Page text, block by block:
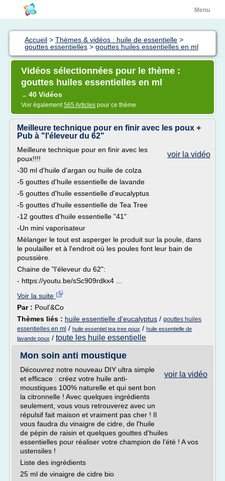
Menu
Accueil > Thèmes & vidéos : huile de essentielle >
gouttes essentielles > gouttes huiles essentielles en ml
Vidéos sélectionnées pour le thème :
gouttes huiles essentielles en ml
→ 40 Vidéos
Voir également565 Articles pour ce thème
Meilleure technique pour en finir avec les poux +
Pub à "l'éleveur du 62"
voir la vidéo
Meilleure technique pour en finir avec les
poux!!!!
-30 ml d'huile d'argan ou huile de colza
-5 gouttes d'huile essentielle de lavande
-5 gouttes d'huile essentielle d'eucalyptus
-5 gouttes d'huile essentielle de Tea Tree
-12 gouttes d'huile essentielle "41"
-Un mini vaporisateur
Mélanger le tout est asperger le produit sur la poule, dans
le poulailler et à l'endroit où les poules font leur bain de
poussière.
Chaine de "l'éleveur du 62":
- https://youtu.be/sSc909rdkx4 ...
Voir la suite
Par : Poul'&Co
Thèmes liés : huile essentielle d'eucalyptus / gouttes huiles
essentielles en ml / huile essentiel tea tree poux / huile essentielle de
lavande poux / toute les huile essentielle
Mon soin anti moustique
voir la vidéo
Découvrez notre nouveau DIY ultra simple
et efficace : créez votre huile anti-
moustiques 100% naturelle et qui sent bon
la citronnelle ! Avec quelques ingrédients
seulement, vous vous retrouverez avec un
répulsif fait maison et vraiment pas cher ! Il
vous faudra du vinaigre de cidre, de l'huile
de pépin de raisin et quelques gouttes d'huiles
essentielles pour réaliser votre champion de l'été ! A vos
ustensiles !
Liste des ingrédients
25 ml de vinaigre de cidre bio